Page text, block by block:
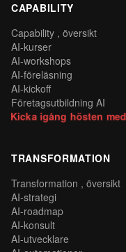
CAPABILITY
Capability , översikt
AI-kurser
AI-workshops
AI-föreläsning
AI-kickoff
Företagsutbildning AI
Kicka igång hösten
TRANSFORMATION
Transformation , översikt
AI-strategi
AI-roadmap
AI-konsult
AI-utvecklare